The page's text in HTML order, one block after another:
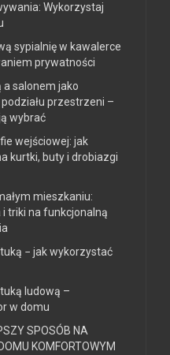
Wykorzystaj
sypialnię w kawalerce
prywatności
a salonem jako
przestrzeni –
wybrać
wejściowej: jak
kurtki, buty i drobiazgi
mieszkaniu:
triki na funkcjonalną
− jak wykorzystać
ludową –
w domu
SPOSÓB NA
KOMFORTOWYM